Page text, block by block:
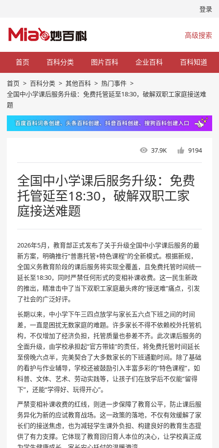
登录
高级搜索
首页 百科分类 图片百科 企业百科 百科知道
首页 > 百科分类 > 其他百科 > 热门事件 >
全国中小学课后服务升级：免费托管延至18:30，破解双职工家庭接送难
题
37.9K 9194
全国中小学课后服务升级：免费
托管延至18:30，破解双职工家
庭接送难题
2026年5月，教育部正式发布了关于升级全国中小学课后服务的最
新方案，明确推行“普惠托管+特色课程”的全新模式。根据新规，
全国义务教育阶段的课后服务将实现全覆盖，且免费托管时间统一
延长至18:30，同时严禁任何形式的变相补课收费。这一民生新政
的推出，精准击中了当下双职工家庭最头疼的“接送难”痛点，引发
了社会的广泛好评。
长期以来，中小学下午三四点放学与家长五六点下班之间的时间
差，一直是困扰无数家庭的难题。许多家长不得不依赖校外托管机
构，不仅增加了经济负担，托管质量也参差不齐。此次课后服务的
全面升级，由学校承担起“官方带娃”的责任，将免费托管时间延长
至傍晚六点半，完美契合了大多数家长的下班通勤时间。除了基础
的看护与作业辅导，学校还被鼓励引入丰富多彩的“特色课程”，如
科普、文体、艺术、劳动实践等，让孩子们在放学后不仅能“留得
下”，还能“学得好、玩得开心”。
严禁变相补课收费的红线，则进一步保障了教育公平，防止课后服
务异化为新的应试教育战场。这一政策的落地，不仅有效缓解了家
长们的接送焦虑，也为减轻学生课外负担、构建良好的教育生态提
供了有力支撑。它体现了教育回归育人本位的决心，让学校真正成